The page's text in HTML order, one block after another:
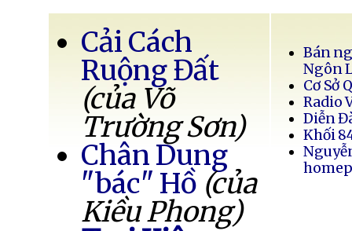
Cải Cách
Ruộng Đất
(của Võ
Trường Sơn)
Chân Dung
"bác" Hồ (của
Kiều Phong)
Bán
Ngôn
Cơ Sở
Radio
Diễn
Khối